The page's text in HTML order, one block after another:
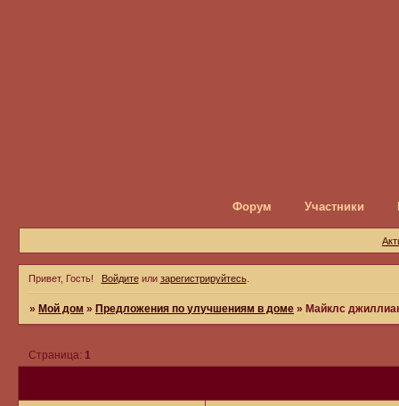
Форум Участники
Привет, Гость! Войдитеили зарегистрируйтесь.
» Мой дом » Предложения по улучшениям в доме » Майклс
Страница: 1